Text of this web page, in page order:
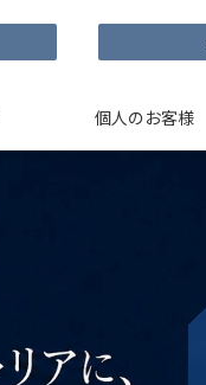
個人のお客様